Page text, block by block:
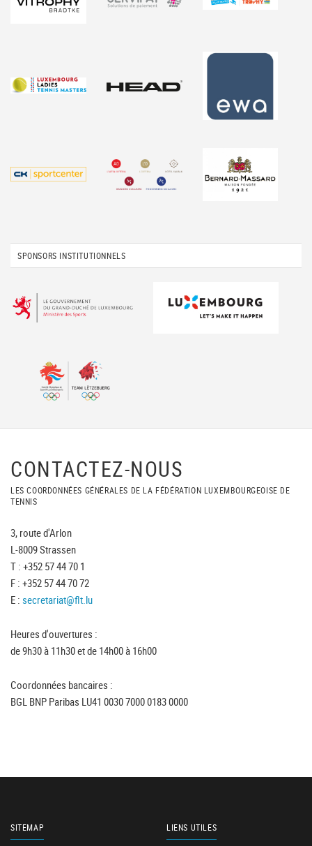
SPONSORS INSTITUTIONNELS
CONTACTEZ-NOUS
LES COORDONNÉES GÉNÉRALES DE LA FÉDÉRATION LUXEMBOURGEOISE DE
TENNIS
3, route d'Arlon
L-8009 Strassen
T : +352 57 44 70 1
F : +352 57 44 70 72
E : secretariat@flt.lu
Heures d'ouvertures :
de 9h30 à 11h30 et de 14h00 à 16h00
Coordonnées bancaires :
BGL BNP Paribas LU41 0030 7000 0183 0000
SITEMAP LIENS UTILES